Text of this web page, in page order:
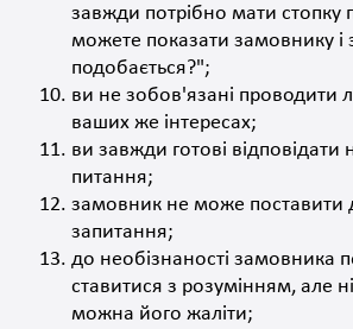
завжди потрібно мати стопку
можете показати замовнику і
подобається?";
ви не зобов'язані проводити
ваших же інтересах;
ви завжди готові відповідати
питання;
замовник не може поставити
запитання;
до необізнаності замовника
ставитися з розумінням, але
можна його жаліти;